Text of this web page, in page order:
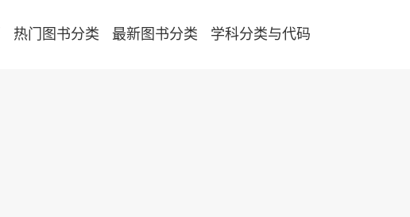
热门图书分类 最新图书分类 学科分类与代码